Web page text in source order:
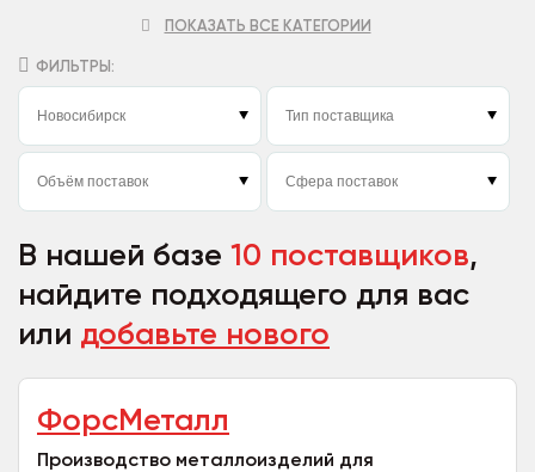
ПОКАЗАТЬ ВСЕ КАТЕГОРИИ
ФИЛЬТРЫ:
В нашей базе 10 поставщиков,
найдите подходящего для вас
или добавьте нового
ФорсМеталл
Производство металлоизделий для